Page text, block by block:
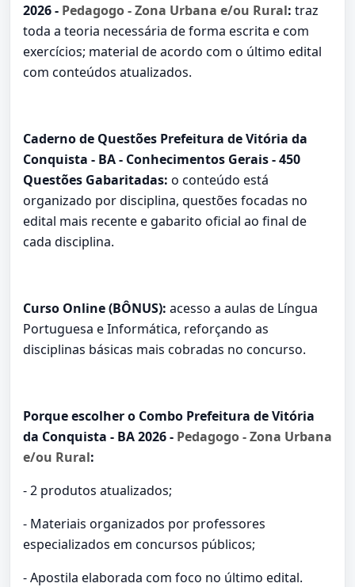
2026 - Pedagogo - Zona Urbana e/ou Rural: traz
toda a teoria necessária de forma escrita e com
exercícios; material de acordo com o último edital
com conteúdos atualizados.
Caderno de Questões Prefeitura de Vitória da
Conquista - BA - Conhecimentos Gerais - 450
Questões Gabaritadas: o conteúdo está
organizado por disciplina, questões focadas no
edital mais recente e gabarito oficial ao final de
cada disciplina.
Curso Online (BÔNUS): acesso a aulas de Língua
Portuguesa e Informática, reforçando as
disciplinas básicas mais cobradas no concurso.
Porque escolher o Combo Prefeitura de Vitória
da Conquista - BA 2026 - Pedagogo - Zona Urbana
e/ou Rural:
- 2 produtos atualizados;
- Materiais organizados por professores
especializados em concursos públicos;
- Apostila elaborada com foco no último edital.